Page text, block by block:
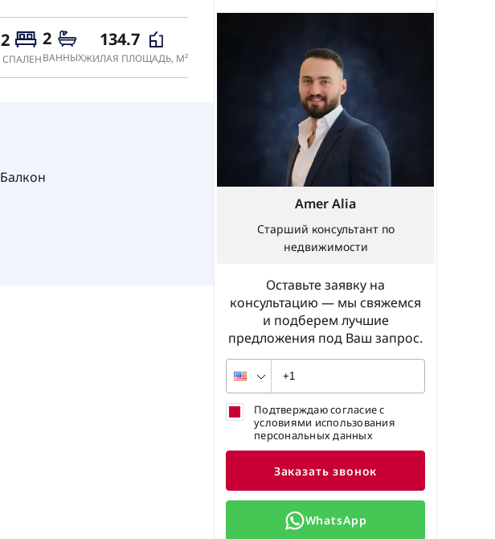
2
СПАЛЕН
2
ВАННЫХ
134.7
ЖИЛАЯ ПЛОЩАДЬ, М²
Балкон
Оставьте заявку на
консультацию — мы свяжемся
и подберем лучшие
предложения под Ваш запрос.
Amer Alia
Старший консультант по
недвижимости
Подтверждаю согласие с
условиями использования
персональных данных
Заказать звонок
WhatsApp